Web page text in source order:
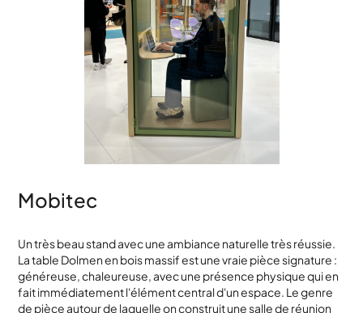
Mobitec
Un très beau stand avec une ambiance naturelle très réussie.
La table Dolmen en bois massif est une vraie pièce signature :
généreuse, chaleureuse, avec une présence physique qui en
fait immédiatement l'élément central d'un espace. Le genre
de pièce autour de laquelle on construit une salle de réunion